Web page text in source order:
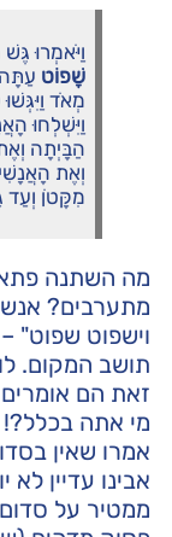
וַיֹּאמְרוּ
שָׁפוֹט
מְאֹד
וַיִּשְׁלְחוּ
הַבָּיְתָה
וְאֶת
מִקָּטֹן וְעַד
מה השתנה
מתערבים?
וישפוט שפוט"
זאת הם
מי אתה
אמרו שאין
אבינו עדיין
ממטיר על סדום